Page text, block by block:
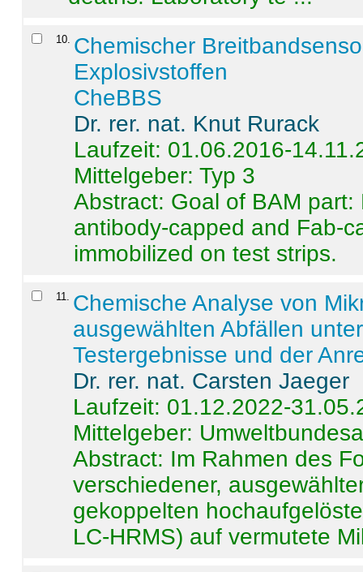
10 Chemischer
Explosivstoffen
CheBBS
Dr. rer. nat. Knut Rurack
Laufzeit: 01.06.2016-
Mittelgeber: Typ 3
Abstract: Goal of BAM
antibody-capped and Fab-
immobilized on test strips.
11
Chemische Analyse von
ausgewählten Abfällen
Testergebnisse und der
Dr. rer. nat. Carsten Jaeger
Laufzeit: 01.12.2022-
Mittelgeber:
Abstract: Im Rahmen des
verschiedener,
gekoppelten
LC-HRMS) auf vermutete